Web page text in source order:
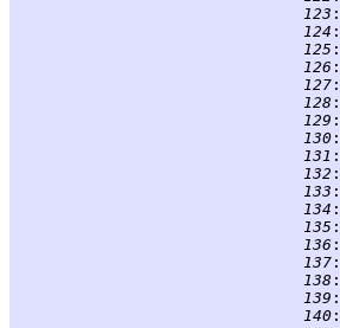
123 :
124 :
125 :
126 :
127 :
128 :
129 :
130 :
131 :
132 :
133 :
134 :
135 :
136 :
137 :
138 :
139 :
140 :